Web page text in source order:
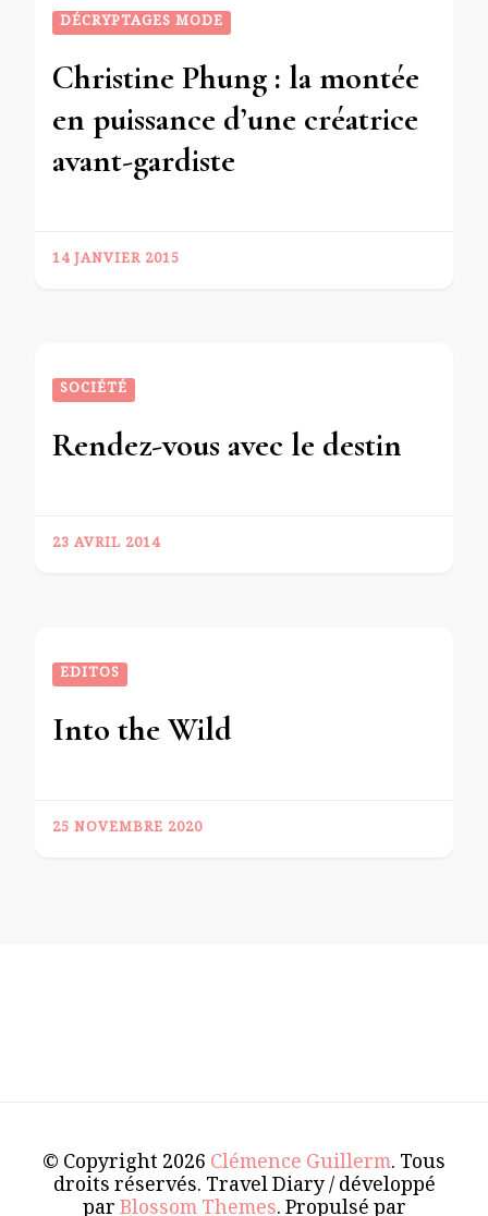
DÉCRYPTAGES MODE
Christine Phung : la montée
en puissance d’une créatrice
avant-gardiste
14 JANVIER 2015
SOCIÉTÉ
Rendez-vous avec le destin
23 AVRIL 2014
EDITOS
Into the Wild
25 NOVEMBRE 2020
© Copyright 2026 Clémence Guillerm. Tous
droits réservés. Travel Diary / développé